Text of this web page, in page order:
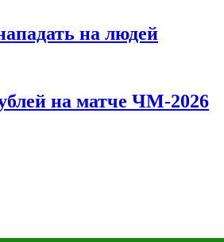
на людей
на матче ЧМ-2026